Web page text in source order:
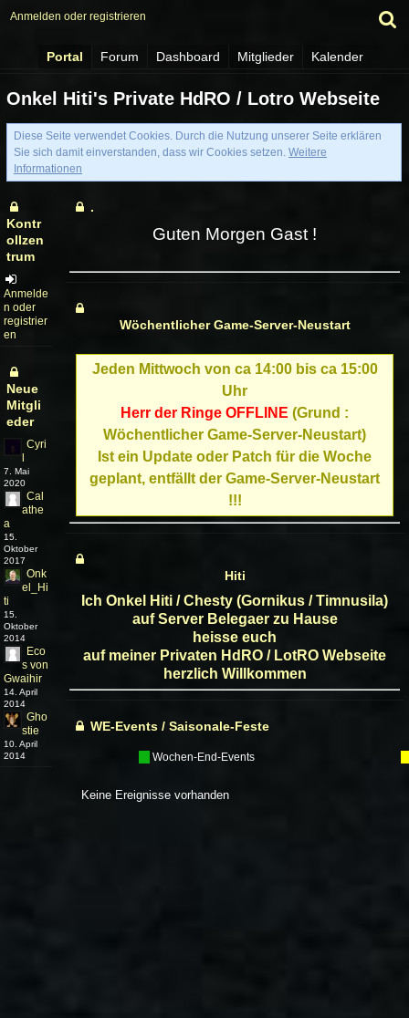
Anmelden oder registrieren
Portal Forum Dashboard Mitglieder Kalender
Onkel Hiti's Private HdRO / Lotro Webseite
Diese Seite verwendet Cookies. Durch die Nutzung unserer Seite erklären
Sie sich damit einverstanden, dass wir Cookies setzen. Weitere
Informationen
Kontr
ollzen
trum
Anmelde
n oder
registrier
en
Neue
Mitgli
eder
Cyri
7. Mai
2020
Cal
athe
a
15.
Oktober
2017
Onk
el_Hi
ti
15.
Oktober
2014
Eco
s von
Gwaihir
14. April
2014
Gho
stie
10. April
2014
.
Guten Morgen Gast !
Wöchentlicher Game-Server-Neustart
Jeden Mittwoch von ca 14:00 bis ca 15:00
Uhr
Herr der Ringe OFFLINE (Grund :
Wöchentlicher Game-Server-Neustart)
Ist ein Update oder Patch für die Woche
geplant, entfällt der Game-Server-Neustart
!!!
Hiti
Ich Onkel Hiti / Chesty (Gornikus / Timnusila)
auf Server Belegaer zu Hause
heisse euch
auf meiner Privaten HdRO / LotRO Webseite
herzlich Willkommen
WE-Events / Saisonale-Feste
Wochen-End-Events